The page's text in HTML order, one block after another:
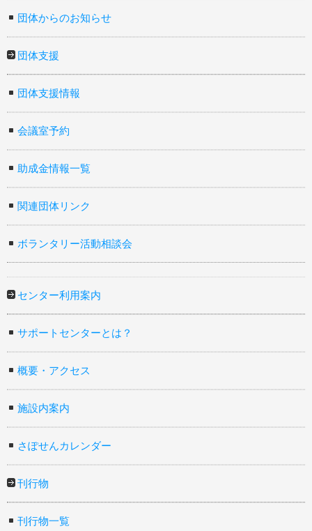
団体からのお知らせ
団体支援
団体支援情報
会議室予約
助成金情報一覧
関連団体リンク
ボランタリー活動相談会
センター利用案内
サポートセンターとは？
概要・アクセス
施設内案内
さぽせんカレンダー
刊行物
刊行物一覧